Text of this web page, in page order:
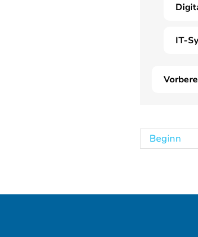
IT-
Beginn